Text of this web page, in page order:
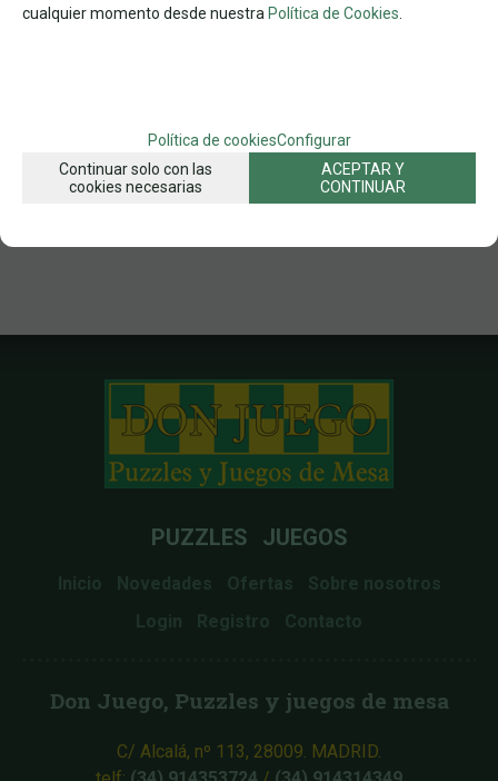
FECHA DE LANZAMIENTO
PUZZLES JUEGOS
Inicio Novedades Ofertas
Sobre nosotros
Login
Registro Contacto
Don Juego, Puzzles y juegos de mesa
C/ Alcalá, nº 113, 28009. MADRID.
cualquier momento desde nuestra Política de Cookies
Política de cookiesConfigurar
Continuar solo con las
cookies necesarias
ACEPTAR Y
CONTINUAR